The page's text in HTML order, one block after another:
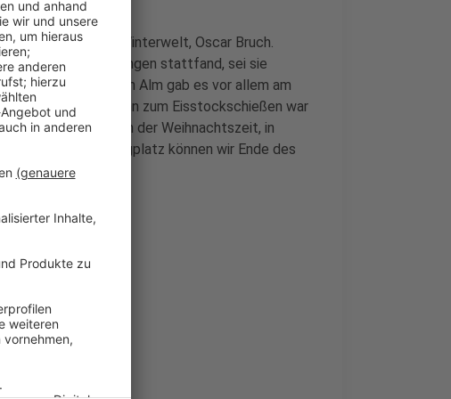
Betreiber der Winterwelt, Oscar Bruch.
Corona-Bedingungen stattfand, sei sie
Vor der Füchschen Alm gab es vor allem am
Kunststoff-Bahn zum Eisstockschießen war
mit Beginn der Weihnachtszeit, in
auf dem Burgplatz können wir Ende des
Nacht abgebaut